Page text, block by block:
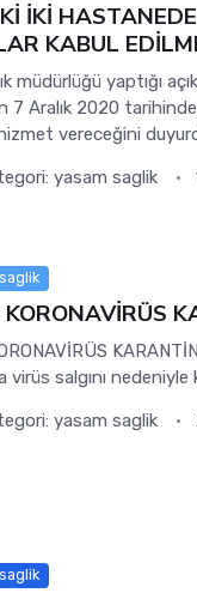
İKİ
KABUL
müdürlüğü yaptığı
7 Aralık 2020
vereceğini
yasam saglik
KORONAVİRÜS
virüs salgını nedeniyle
yasam saglik